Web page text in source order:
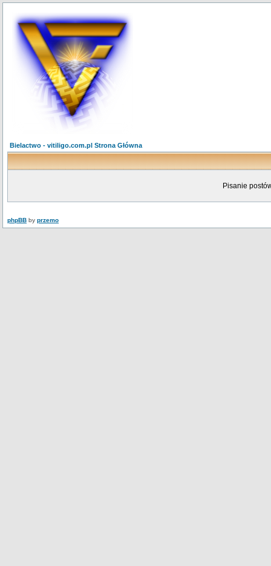
Bielactwo - vitiligo.com.pl Strona Główna
Pisanie
phpBB by przemo